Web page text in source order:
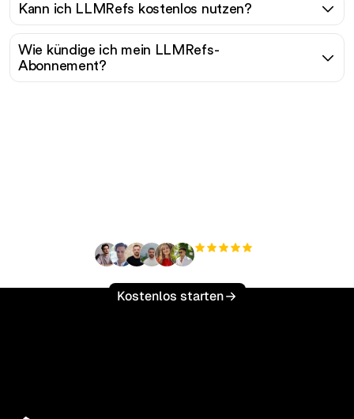
Kann ich LLMRefs kostenlos nutzen?
Wie kündige ich mein LLMRefs-
Abonnement?
Kostenlos starten